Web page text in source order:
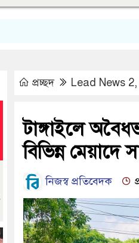
প্রচ্ছদ Lead News 2
টাঙ্গাইলে
বিভিন্ন মেয়াদে
নিজস্ব প্রতিবেদক